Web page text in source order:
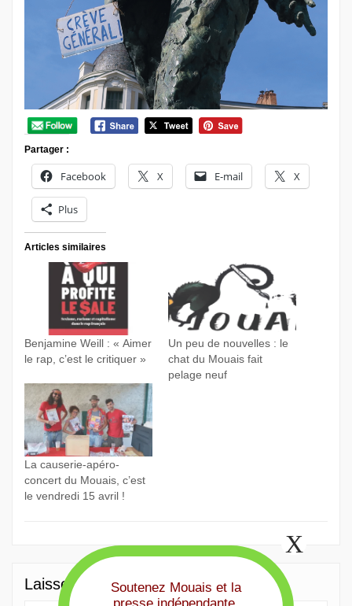
Partager :
Facebook X E-mail X
Plus
Articles similaires
Benjamine Weill : « Aimer
le rap, c’est le critiquer »
Un peu de nouvelles : le
chat du Mouais fait
pelage neuf
La causerie-apéro-
concert du Mouais, c’est
le vendredi 15 avril !
Laisser un commentaire
Soutenez Mouais et la
presse indépendante,